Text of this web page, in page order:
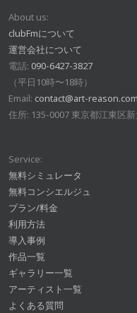
About us:
clubFmについて
運営会社について
電話: 090-6427-3827
（平日10時〜18時）
Email: contact@art-reason.com
住所: 135-0007 東京都江東区
Service:
無料シミュレータ
無料コンシエルジュ
プラン/料金
利用方法
導入事例
作品一覧
ギャラリー一覧
アーティスト一覧
よくある質問